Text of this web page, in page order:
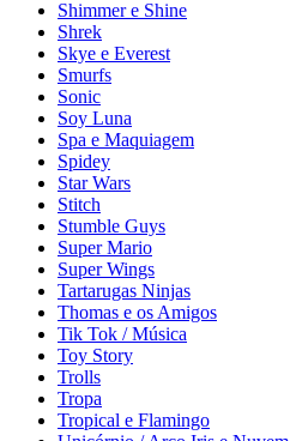
Shimmer e Shine
Shrek
Skye e Everest
Smurfs
Sonic
Soy Luna
Spa e Maquiagem
Spidey
Star Wars
Stitch
Stumble Guys
Super Mario
Super Wings
Tartarugas Ninjas
Thomas e os Amigos
Tik Tok / Música
Toy Story
Trolls
Tropa
Tropical e Flamingo